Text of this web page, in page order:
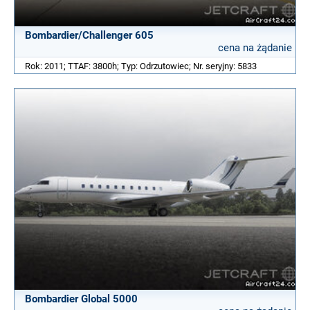
Bombardier/Challenger 605
cena na żądanie
Rok: 2011; TTAF: 3800h; Typ: Odrzutowiec; Nr. seryjny: 5833
Bombardier Global 5000